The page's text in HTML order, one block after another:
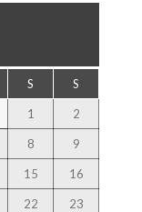
S S
1 2
8 9
15 16
22 23